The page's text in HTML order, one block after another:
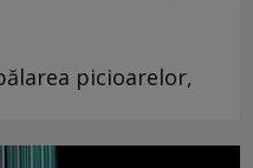
picioarelor,